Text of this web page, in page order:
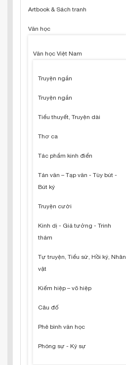
Artbook & Sách tranh
Văn học
Văn học Việt Nam
Truyện ngắn
Truyện ngắn
Tiểu thuyết, Truyện dài
Thơ ca
Tác phẩm kinh điển
Tản văn – Tạp văn - Tùy bút -
Bút ký
Truyện cười
Kinh dị - Giả tưởng - Trinh
thám
Tự truyện, Tiểu sử, Hồi ký, Nhân
vật
Kiếm hiệp – võ hiệp
Câu đố
Phê bình văn học
Phóng sự - Ký sự